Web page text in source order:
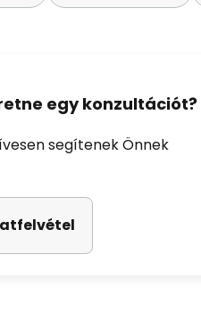
egy konzultációt?
segítenek Önnek